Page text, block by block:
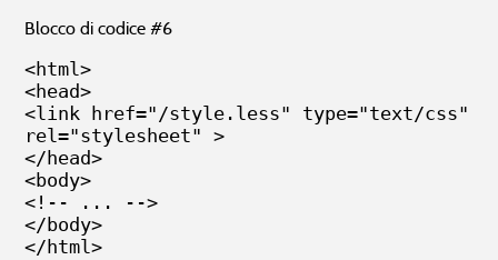
Blocco di codice #6
<html>
<head>
<link href="/style.less" type="text/css"
rel="stylesheet" >
</head>
<body>
<!-- ... -->
</body>
</html>